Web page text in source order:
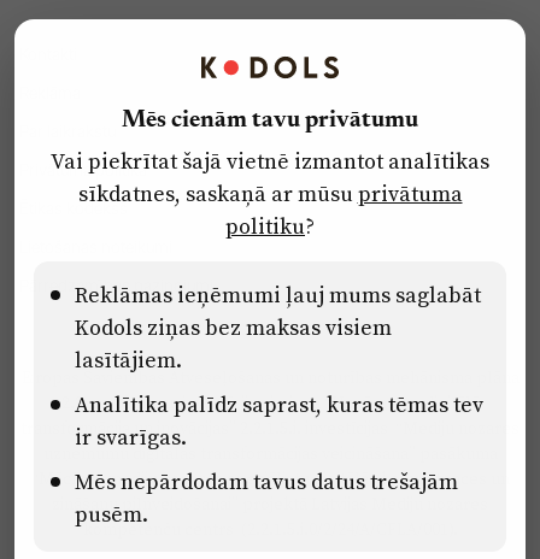
Privātuma politika
Ētikas kodekss
Pārredzamības paziņojumi
Eiropas Savienības Atveseļošanas un noturības mehānisma plāna
2.2. reformu un investīciju virziena “Uzņēmumu digitālā
transformācija un inovācijas” 2.2.1.5.i. investīcijas “Mediju nozares
uzņēmumu digitālās transformācijas veicināšana” pasākuma
“Mācības mediju nozares speciālistu digitālās kompetences un
zināšanu pilnveidošanai” projektā Latvijas Mediju nozares
kompetenču centrs (2.2.1.5.i.0/2/24/A/CFLA/001).
Mēs cienām tavu privātumu
Vai piekrītat šajā vietnē izmantot analītikas
sīkdatnes, saskaņā ar mūsuprivātuma
politiku?
Reklāmas ieņēmumi ļauj mums saglabāt
Kodols ziņas bez maksas visiem
lasītājiem.
Analītika palīdz saprast, kuras tēmas tev
ir svarīgas.
Mēs nepārdodam tavus datus trešajām
pusēm.